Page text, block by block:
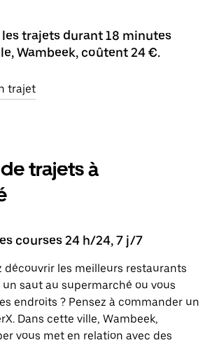
les trajets durant 18 minutes
Wambeek, coûtent 24 €.
trajet
trajets à
courses 24 h/24, 7 j/7
découvrir les meilleurs restaurants
un saut au supermarché ou vous
endroits ? Pensez à commander un
Dans cette ville, Wambeek,
vous met en relation avec des